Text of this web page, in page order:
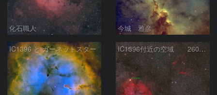
化石職人 今城 雅彦
IC1396 と ガーネットスター IC1396付近の空域 260720